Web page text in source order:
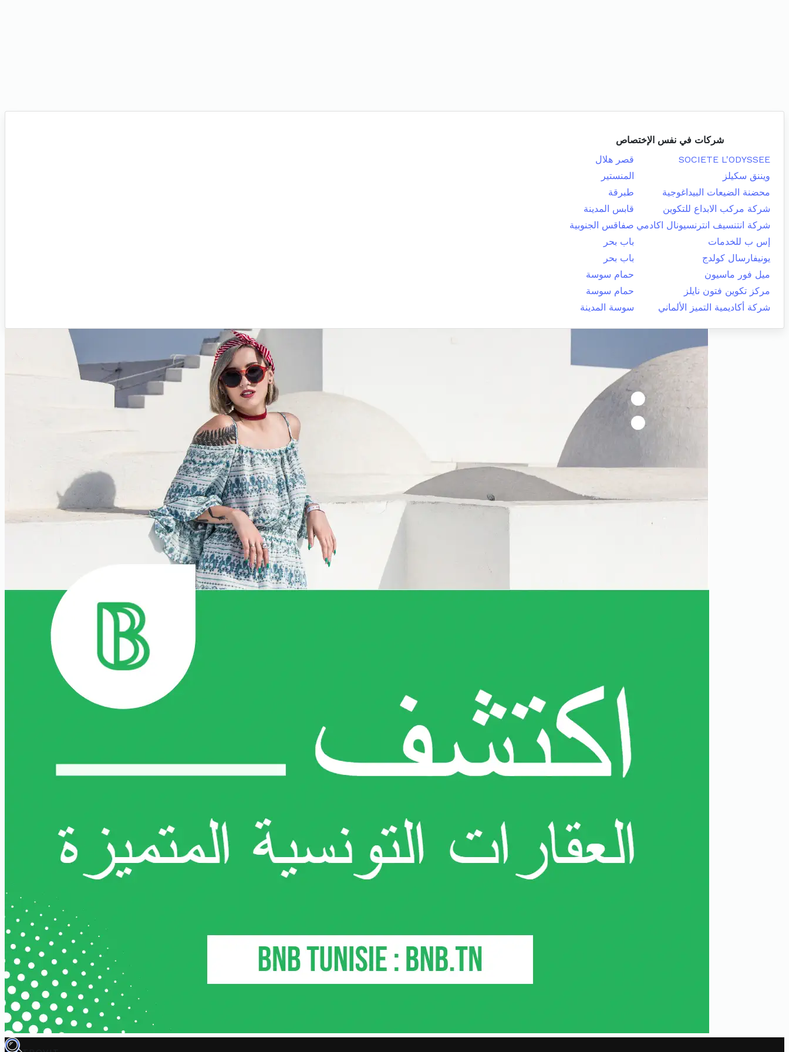
شركات في نفس الإختصاص
SOCIETE L'ODYSSEE
قصر هلال
ويننق سكيلز
المنستير
محضنة الضيعات البيداغوجية
طبرقة
شركة مركب الابداع للتكوين
قابس المدينة
شركة انتنسيف انترنسيونال اكادمي صفاقس الجنوبية
إس ب للخدمات
باب بحر
يونيفارسال كولدج
باب بحر
ميل فور ماسيون
حمام سوسة
مركز تكوين فتون نايلز
حمام سوسة
شركة أكاديمية التميز الألماني
سوسة المدينة